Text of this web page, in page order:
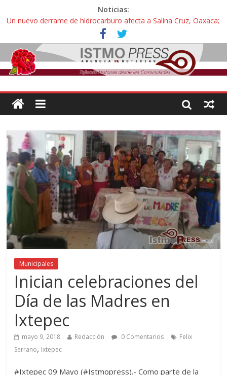
Noticias:
Un nuevo derrame de hidrocarburo afecta a Salina Cruz, Oaxaca;
ahora pescadores de Salinas del Marqués denuncian daños de
Pemex
Ángel, el joven autista expulsado por la Universidad Bienestar de
Ixtepec, Oaxaca vuelve a las aulas tras amparo
Familiares de periodista Alejandro Leyva se reúnen con titular de
intelectuales de su asesinato
Alertan pescadores de Juchitán, Oaxaca de nuevo despojo de su
Pescadores y comuneros ikoots detienen la extracción ilegal de
material pétreo de gravera Oyamel
Municipales
Inician celebraciones del
Día de las Madres en
Ixtepec
mayo 9, 2018 Redacción 0 Comentarios
Felix
Serrano, Ixtepec
#Ixtepec 09 Mayo (#Istmopress).- Como parte de la